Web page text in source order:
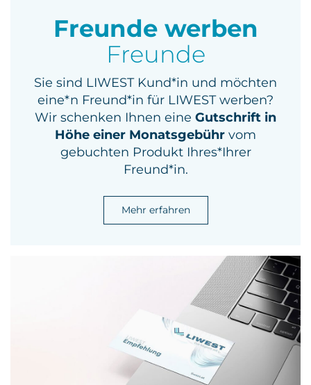
Freunde werben
Freunde
Sie sind LIWEST Kund*in und möchten
eine*n Freund*in für LIWEST werben?
Wir schenken Ihnen eine Gutschrift in
Höhe einer Monatsgebühr vom
gebuchten Produkt Ihres*Ihrer
Freund*in.
Mehr erfahren